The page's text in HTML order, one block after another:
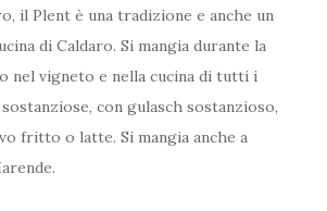
il Plent è una tradizione e anche un
di Caldaro. Si mangia durante la
nel vigneto e nella cucina di tutti i
con gulasch sostanzioso,
fritto o latte. Si mangia anche a